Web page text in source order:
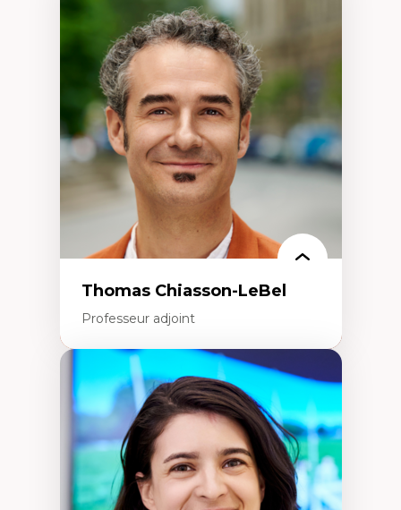
Économie circulaire
Modèles d’affaires durables
Histoire des faits économiques
Gestion durable des ressources naturelles
Écologie industrielle
Aménagement durable du territoire
Développement régional
Coopératives
Télétravail en milieu rural francophone
Transition socio-écologique
Thomas Chiasson-LeBel
Professeur adjoint
Expertises
Théories du développement
Économie politique comparée
Élites économiques
Sociologie économique
Extractivisme
Classes sociales
Mouvements sociaux
Théories de l’État